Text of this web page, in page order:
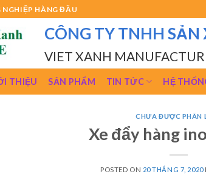
NGHIỆP HÀNG ĐẦU
CÔNG TY TNHH
VIET XANH
THIỆU SẢN PHẨM TIN TỨC HỆ
CHƯA ĐƯỢC PHÂN
Xe đẩy hàng
POSTED ON 20 THÁNG 7, 2020